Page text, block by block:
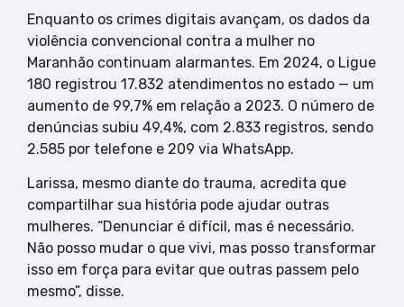
Enquanto os crimes digitais avançam, os dados da
violência convencional contra a mulher no
Maranhão continuam alarmantes. Em 2024, o Ligue
180 registrou 17.832 atendimentos no estado — um
aumento de 99,7% em relação a 2023. O número de
denúncias subiu 49,4%, com 2.833 registros, sendo
2.585 por telefone e 209 via WhatsApp.
Larissa, mesmo diante do trauma, acredita que
compartilhar sua história pode ajudar outras
mulheres. “Denunciar é difícil, mas é necessário.
Não posso mudar o que vivi, mas posso transformar
isso em força para evitar que outras passem pelo
mesmo”, disse.